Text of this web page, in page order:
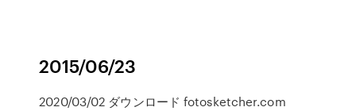
2015/06/23
2020/03/02 ダウンロード fotosketcher.com